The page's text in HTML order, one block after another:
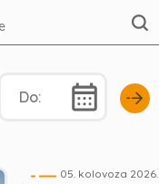
05. kolovoza 2026.